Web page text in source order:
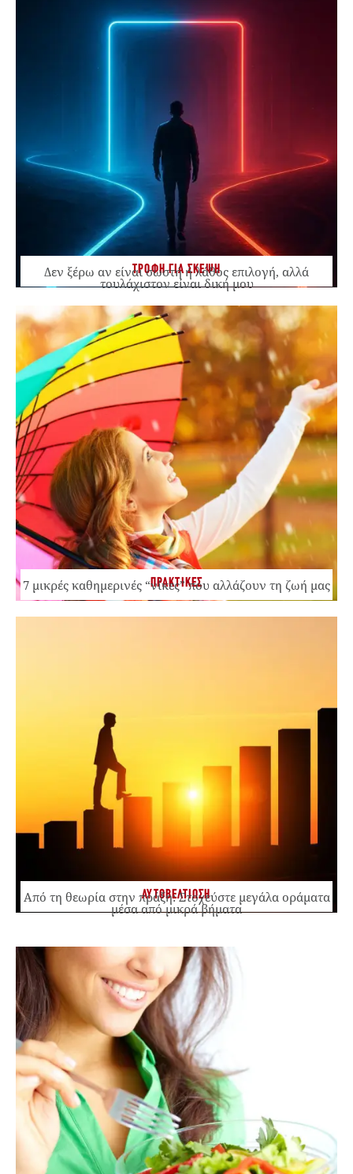
ΤΡΟΦΗ ΓΙΑ ΣΚΕΨΗ
Δεν ξέρω αν είναι σωστή ή λάθος επιλογή, αλλά
τουλάχιστον είναι δική μου
ΠΡΑΚΤΙΚΕΣ
7 μικρές καθημερινές “νίκες” που αλλάζουν τη ζωή μας
ΑΥΤΟΒΕΛΤΙΩΣΗ
Από τη θεωρία στην πράξη: Στοχεύστε μεγάλα οράματα
μέσα από μικρά βήματα